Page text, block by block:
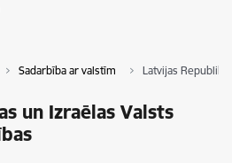
Sadarbība ar valstīm Latvijas
un Izraēlas Valsts